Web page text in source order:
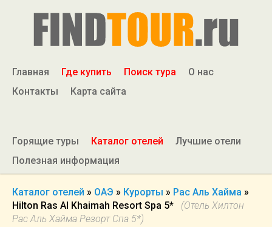
Главная Где купить Поиск тура
О нас
Контакты
Карта сайта
Горящие туры Каталог отелей
Лучшие отели
Полезная информация
Каталог отелей » ОАЭ » Курорты » Рас Аль Хайма »
Hilton Ras Al Khaimah Resort Spa 5*
(Отель Хилтон
Рас Аль Хайма Резорт Спа 5*)